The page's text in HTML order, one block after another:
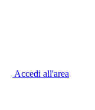
Accedi all'area